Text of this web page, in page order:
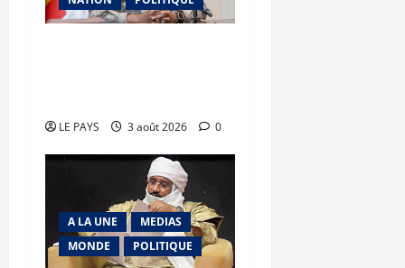
LE PAYS 3 août 2026 0
A LA UNE
MEDIAS
MONDE
POLITIQUE